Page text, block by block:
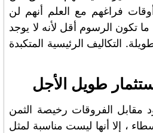
فراغهم مع العلم أنهم لن
تكون الرسوم أقل لأنه لا يوجد
التكاليف الرئيسية المتكبدة
طويل الأجل
مقابل الفروقات رخيصة الثمن
، إلا أنها ليست مناسبة لمثل